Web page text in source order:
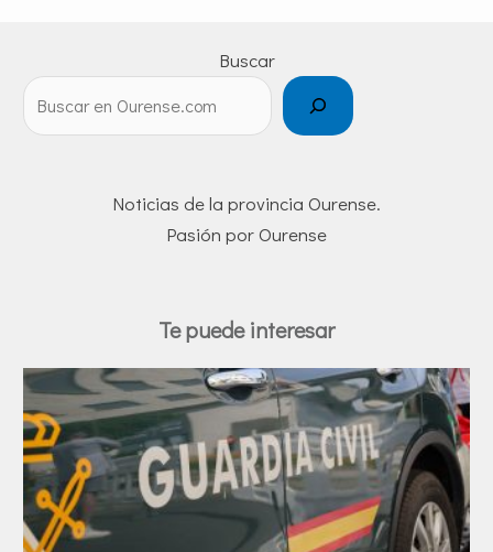
Buscar
Noticias de la provincia Ourense.
Pasión por Ourense
Te puede interesar